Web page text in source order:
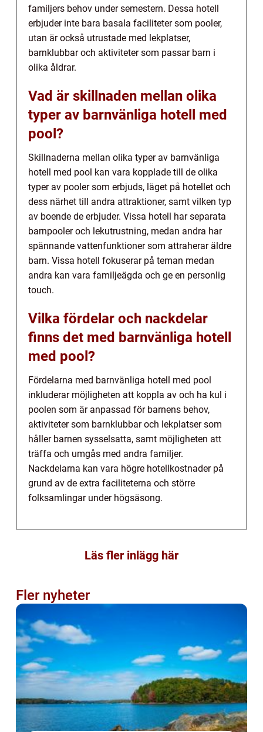
familjers behov under semestern. Dessa hotell
erbjuder inte bara basala faciliteter som pooler,
utan är också utrustade med lekplatser,
barnklubbar och aktiviteter som passar barn i
olika åldrar.
Vad är skillnaden mellan olika
typer av barnvänliga hotell med
pool?
Skillnaderna mellan olika typer av barnvänliga
hotell med pool kan vara kopplade till de olika
typer av pooler som erbjuds, läget på hotellet och
dess närhet till andra attraktioner, samt vilken typ
av boende de erbjuder. Vissa hotell har separata
barnpooler och lekutrustning, medan andra har
spännande vattenfunktioner som attraherar äldre
barn. Vissa hotell fokuserar på teman medan
andra kan vara familjeägda och ge en personlig
touch.
Vilka fördelar och nackdelar
finns det med barnvänliga hotell
med pool?
Fördelarna med barnvänliga hotell med pool
inkluderar möjligheten att koppla av och ha kul i
poolen som är anpassad för barnens behov,
aktiviteter som barnklubbar och lekplatser som
håller barnen sysselsatta, samt möjligheten att
träffa och umgås med andra familjer.
Nackdelarna kan vara högre hotellkostnader på
grund av de extra faciliteterna och större
folksamlingar under högsäsong.
Läs fler inlägg här
Fler nyheter